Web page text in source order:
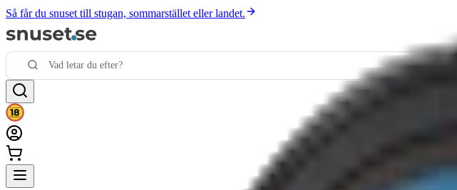
Så får du snuset till stugan, sommarstället eller landet.